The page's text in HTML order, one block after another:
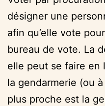
désigner une
afin qu’elle vote
bureau de vote. La
elle peut se faire en
la gendarmerie (ou
plus proche est la